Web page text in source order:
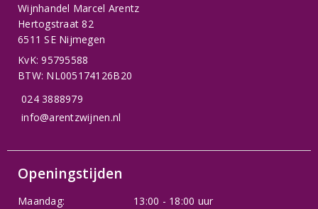
Wijnhandel Marcel Arentz
Hertogstraat 82
6511 SE Nijmegen
KvK: 95795588
BTW: NL005174126B20
024 3888979
info@arentzwijnen.nl
Openingstijden
Maandag:
13:00 - 18:00 uur